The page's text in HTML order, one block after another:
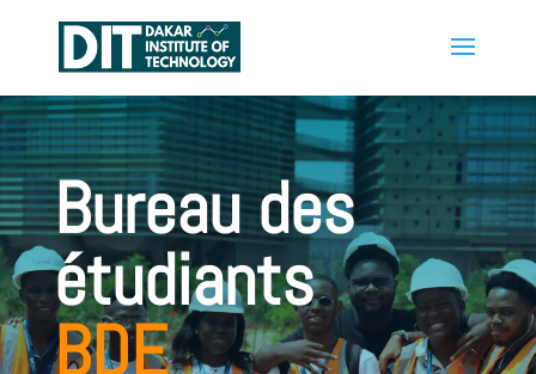
Bureau des
étudiants
BDE